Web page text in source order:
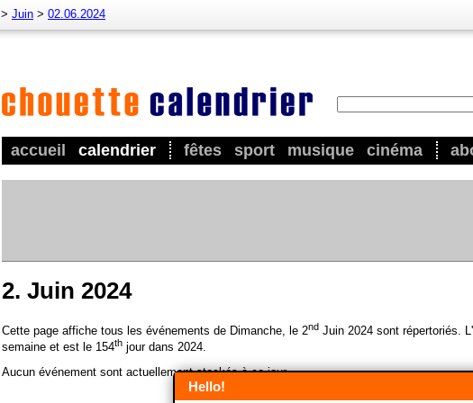
accueil calendrier fêtes sport musique cinéma
> Juin > 02.06.2024
2. Juin 2024
Cette page affiche tous les événements de Dimanche, le 2nd Juin 2024 sont répertoriés.
semaine et est le 154th jour dans 2024.
Aucun événement sont actuellement stockés à ce jour.
Hello!